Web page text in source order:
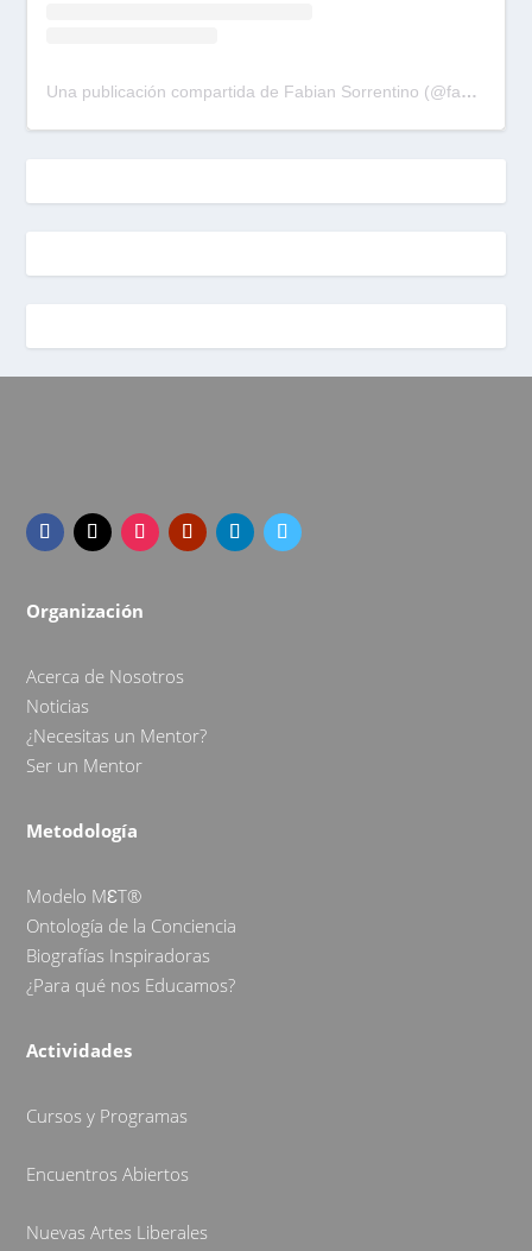
Una publicación compartida de Fabian Sorrentino (@fabiansonria)
Organización
Acerca de Nosotros
Noticias
¿Necesitas un Mentor?
Ser un Mentor
Metodología
Modelo MƐT®
Ontología de la Conciencia
Biografías Inspiradoras
¿Para qué nos Educamos?
Actividades
Cursos y Programas
Encuentros Abiertos
Nuevas Artes Liberales